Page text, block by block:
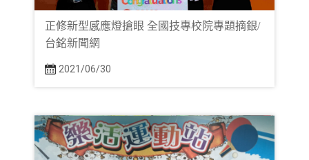
正修新型感應燈搶眼 全國技專校院專題摘銀/
台銘新聞網
2021/06/30